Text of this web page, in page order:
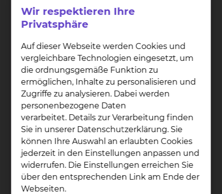
Dr. Mi­ri­am Ahl­born
Wir respektieren Ihre
Privatsphäre
Auf dieser Webseite werden Cookies und
vergleichbare Technologien eingesetzt, um
die ordnungsgemäße Funktion zu
ermöglichen, Inhalte zu personalisieren und
Zugriffe zu analysieren. Dabei werden
personenbezogene Daten
verarbeitet. Details zur Verarbeitung finden
Sie in unserer Datenschutzerklärung. Sie
können Ihre Auswahl an erlaubten Cookies
jederzeit in den Einstellungen anpassen und
widerrufen. Die Einstellungen erreichen Sie
über den entsprechenden Link am Ende der
Webseiten.